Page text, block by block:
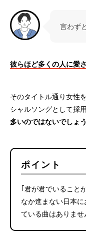
言わず
彼らほど多くの人に愛
そのタイトル通り女性
シャルソングとして採
多いのではないでしょう
ポイント
｢君が君でいること
なか進まない日本
ている曲はありませ